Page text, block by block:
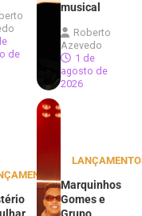
de
musical
Roberto
Azevedo
1 de
agosto de
2026
Marquinhos
Gomes e